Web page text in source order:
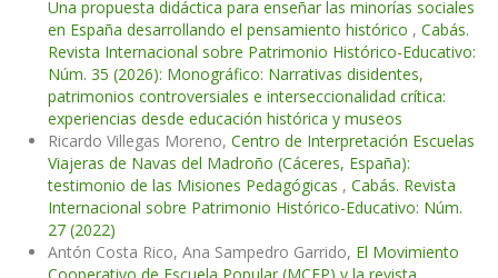
Una propuesta didáctica para enseñar las minorías sociales
en España desarrollando el pensamiento histórico , Cabás.
Revista Internacional sobre Patrimonio Histórico-Educativo:
Núm. 35 (2026): Monográfico: Narrativas disidentes,
patrimonios controversiales e interseccionalidad crítica:
experiencias desde educación histórica y museos
Ricardo Villegas Moreno, Centro de Interpretación Escuelas
Viajeras de Navas del Madroño (Cáceres, España):
testimonio de las Misiones Pedagógicas , Cabás. Revista
Internacional sobre Patrimonio Histórico-Educativo: Núm.
27 (2022)
Antón Costa Rico, Ana Sampedro Garrido, El Movimiento